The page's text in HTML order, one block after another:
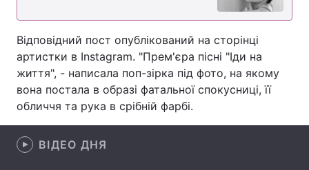
Спорт Наука
Техно і зв'язок Лайт
Інциденти
Здоров'я Туризм
Цікавинки
Відповідний пост опублікований на сторінці
артистки в Instagram. "Прем'єра пісні "Іди на
життя", - написала поп-зірка під фото, на якому
вона постала в образі фатальної спокусниці, її
обличчя та рука в срібній фарбі.
ВІДЕО ДНЯ